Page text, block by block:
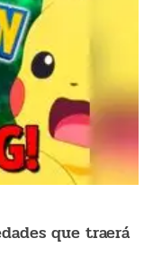
que traerá